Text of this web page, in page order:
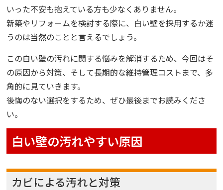
いった不安も抱えている方も少なくありません。
新築やリフォームを検討する際に、白い壁を採用するか迷
うのは当然のことと言えるでしょう。
この白い壁の汚れに関する悩みを解消するため、今回はそ
の原因から対策、そして長期的な維持管理コストまで、多
角的に見ていきます。
後悔のない選択をするため、ぜひ最後までお読みくださ
い。
白い壁の汚れやすい原因
カビによる汚れと対策